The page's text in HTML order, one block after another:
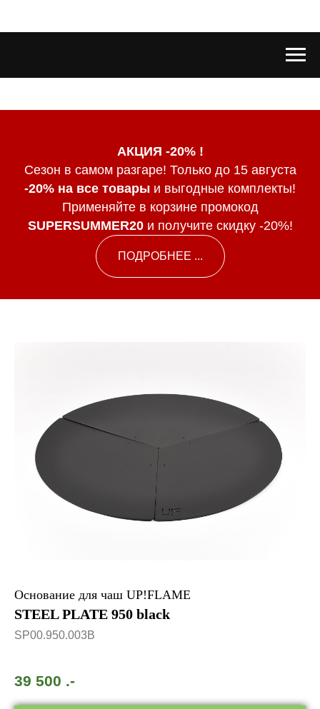
АКЦИЯ -20% !
Сезон в самом разгаре! Только до 15 августа
-20% на все товары и выгодные комплекты!
Применяйте в корзине промокод
SUPERSUMMER20и получите скидку -20%!
ПОДРОБНЕЕ ...
Основание для чаш UP!FLAME
STEEL PLATE 950 black
SP00.950.003B
39 500 .-